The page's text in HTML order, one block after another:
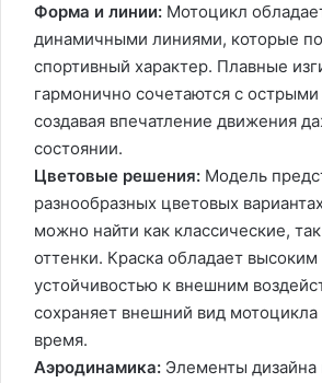
Форма и линии: Мотоцикл
динамичными линиями, которые
спортивный характер. Плавные
гармонично сочетаются с острыми
создавая впечатление движения
состоянии.
Цветовые решения: Модель
разнообразных цветовых
можно найти как классические,
оттенки. Краска обладает
устойчивостью к внешним
сохраняет внешний вид мотоцикла
время.
Аэродинамика: Элементы